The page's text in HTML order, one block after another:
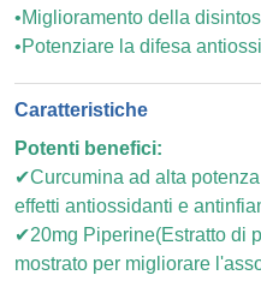
•Miglioramento della
•Potenziare la difesa
Caratteristiche
Potenti benefici:
✔Curcumina ad alta
effetti antiossidanti e
✔20mg Piperine(Estratto di
mostrato per migliorare